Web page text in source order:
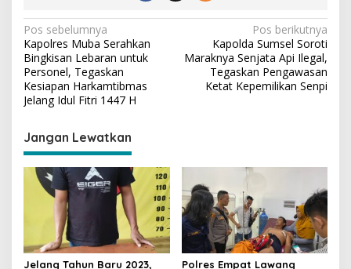
N
a
v
i
a
s
s
Pos sebelumnya
Kapolres Muba Serahkan
Bingkisan Lebaran untuk
Personel, Tegaskan
Kesiapan Harkamtibmas
Jelang Idul Fitri 1447 H
Pos berikutnya
Kapolda Sumsel Soroti
Maraknya Senjata Api Ilegal,
Tegaskan Pengawasan
Ketat Kepemilikan Senpi
Jangan Lewatkan
Jelang Tahun Baru 2023,
Polres Empat Lawang